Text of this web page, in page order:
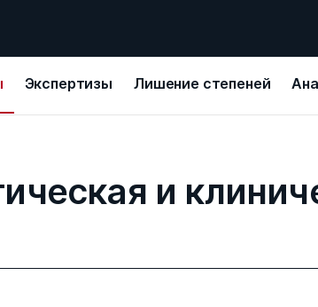
Экспертизы Лишение степеней
и